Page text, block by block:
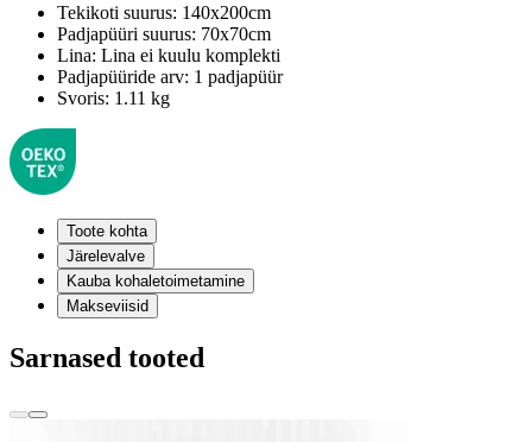
Tekikoti suurus: 140x200cm
Padjapüüri suurus: 70x70cm
Lina: Lina ei kuulu komplekti
Padjapüüride arv: 1 padjapüür
Svoris: 1.11 kg
Toote kohta
Järelevalve
Kauba kohaletoimetamine
Makseviisid
Sarnased tooted